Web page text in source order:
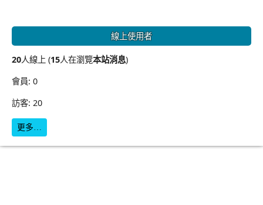
線上使用者
20人線上 (15人在瀏覽本站消息)
會員: 0
訪客: 20
更多…